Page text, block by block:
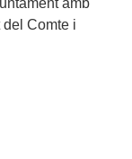
amb
del Comte i